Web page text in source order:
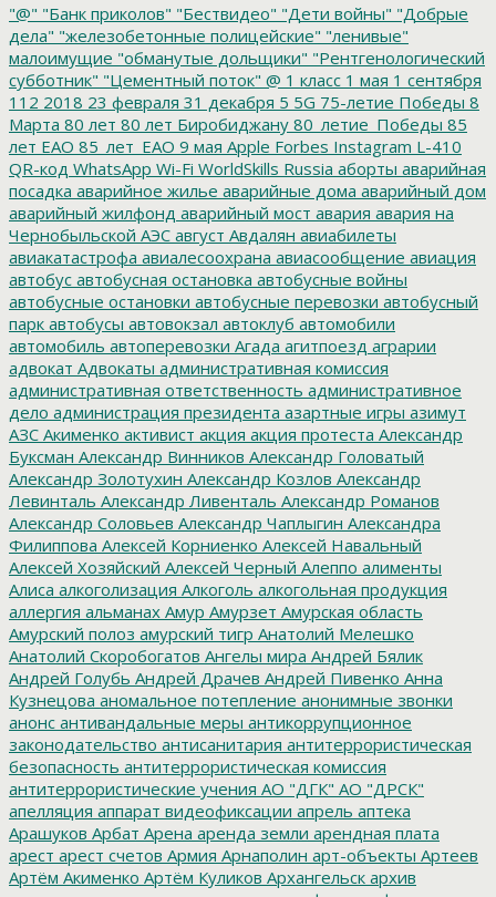
"@" "Банк приколов" "Бествидео" "Дети войны" "Добрые
дела" "железобетонные полицейские" "ленивые"
малоимущие "обманутые дольщики" "Рентгенологический
субботник" "Цементный поток" @ 1 класс 1 мая 1 сентября
112 2018 23 февраля 31 декабря 5 5G 75-летие Победы 8
Марта 80 лет 80 лет Биробиджану 80_летие_Победы 85
лет ЕАО 85_лет_ЕАО 9 мая Apple Forbes Instagram L-410
QR-код WhatsApp Wi-Fi WorldSkills Russia аборты аварийная
посадка аварийное жилье аварийные дома аварийный дом
аварийный жилфонд аварийный мост авария авария на
Чернобыльской АЭС август Авдалян авиабилеты
авиакатастрофа авиалесоохрана авиасообщение авиация
автобус автобусная остановка автобусные войны
автобусные остановки автобусные перевозки автобусный
парк автобусы автовокзал автоклуб автомобили
автомобиль автоперевозки Агада агитпоезд аграрии
адвокат Адвокаты административная комиссия
административная ответственность административное
дело администрация президента азартные игры азимут
АЗС Акименко активист акция акция протеста Александр
Буксман Александр Винников Александр Головатый
Александр Золотухин Александр Козлов Александр
Левинталь Александр Ливенталь Александр Романов
Александр Соловьев Александр Чаплыгин Александра
Филиппова Алексей Корниенко Алексей Навальный
Алексей Хозяйский Алексей Черный Алеппо алименты
Алиса алкоголизация Алкоголь алкогольная продукция
аллергия альманах Амур Амурзет Амурская область
Амурский полоз амурский тигр Анатолий Мелешко
Анатолий Скоробогатов Ангелы мира Андрей Бялик
Андрей Голубь Андрей Драчев Андрей Пивенко Анна
Кузнецова аномальное потепление анонимные звонки
анонс антивандальные меры антикоррупционное
законодательство антисанитария антитеррористическая
безопасность антитеррористическая комиссия
антитеррористические учения АО "ДГК" АО "ДРСК"
апелляция аппарат видеофиксации апрель аптека
Арашуков Арбат Арена аренда земли арендная плата
арест арест счетов Армия Арнаполин арт-объекты Артеев
Артём Акименко Артём Куликов Архангельск архив